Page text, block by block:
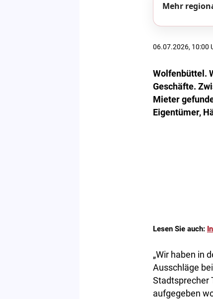
Mehr
06.07.2026, 10:00
Wolfenbüttel.
Geschäfte.
Mieter
Eigentümer,
Lesen Sie auch:
„Wir haben in
Ausschläge
Stadtsprecher
aufgegeben